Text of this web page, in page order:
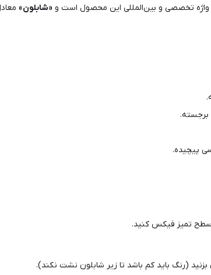
«شابلون»
برجسته.
پیچیده.
تمیز فیکس کنید.
(رنگ باید کم باشد تا زیر شابلون نشت نکند).